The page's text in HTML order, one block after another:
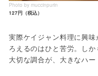
Photo by muccinpurin
127円（税込）
実際ケイジャン料理に興
ろえるのはひと苦労。し
大切な調合が、大きなハー